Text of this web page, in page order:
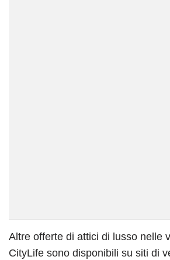
Altre offerte di attici di lusso nelle
CityLife sono disponibili su siti di